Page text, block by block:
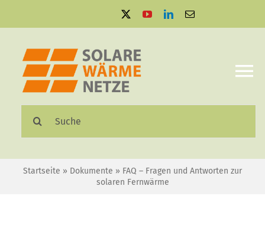
springen
Solare Wärmenetze
nach:
Startseite » Dokumente » FAQ – Fragen und Antworten zur
solaren Fernwärme